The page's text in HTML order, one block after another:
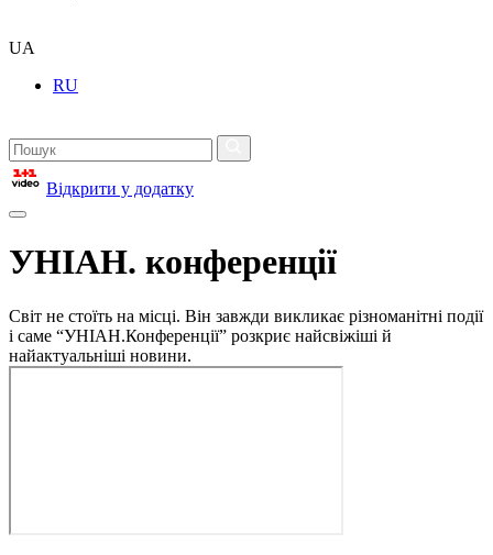
UA
RU
Відкрити у додатку
УНІАН. конференції
Світ не стоїть на місці. Він завжди викликає різноманітні події
і саме “УНІАН.Конференції” розкриє найсвіжіші й
найактуальніші новини.